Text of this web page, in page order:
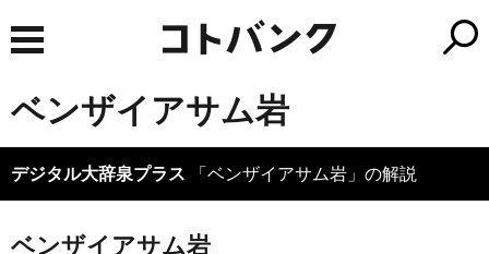
ベンザイアサム岩
デジタル大辞泉プラス 「ベンザイアサム岩」の解説
ベンザイアサム岩